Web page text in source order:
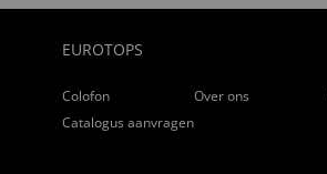
EUROTOPS
Colofon Over ons
Catalogus aanvragen